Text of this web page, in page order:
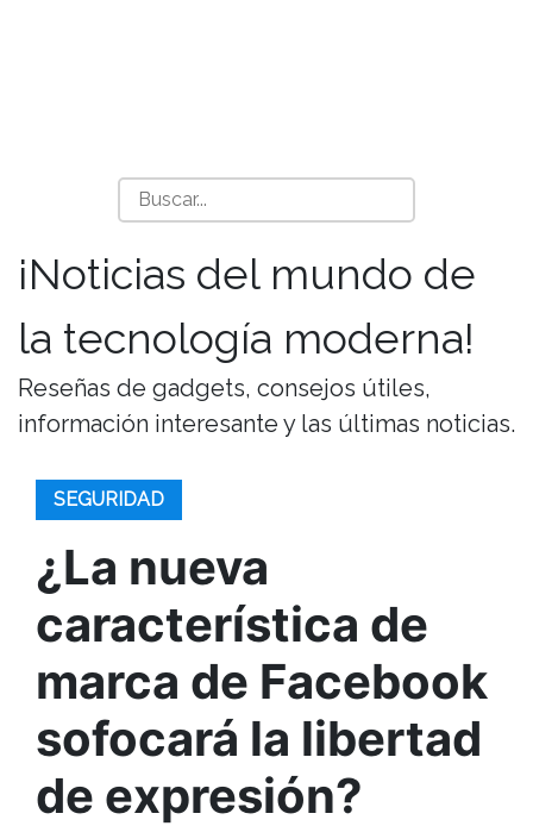
¡Noticias del mundo de
la tecnología moderna!
Reseñas de gadgets, consejos útiles,
información interesante y las últimas noticias.
SEGURIDAD
¿La nueva
característica de
marca de Facebook
sofocará la libertad
de expresión?